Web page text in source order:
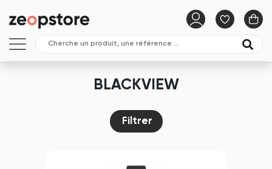
BLACKVIEW
Filtrer